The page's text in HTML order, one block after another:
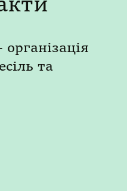
та